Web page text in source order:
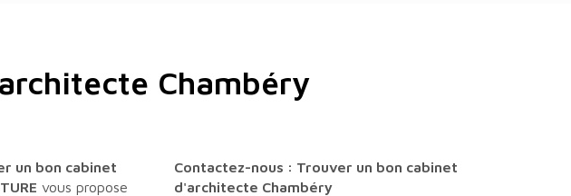
Chambéry
un bon cabinet
vous propose
Contactez-nous : Trouver un bon cabinet
d'architecte Chambéry